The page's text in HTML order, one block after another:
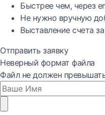
Быстреечем, через
Не нужно вручную
Выставление счета за
Отправить заявку
Неверный формат файла
Файл не должен